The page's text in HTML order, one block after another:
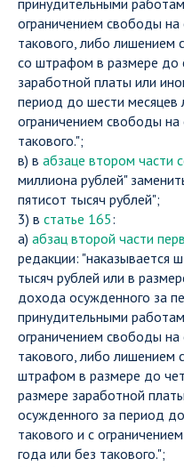
ограничением свободы
такового, либо лишением
со штрафом в размере до
заработной платы или
период до шести месяцев
ограничением свободы
такового.";
в) в абзаце втором части
миллиона рублей"
пятисот тысяч рублей";
3) в статье 165:
а) абзац второй части
редакции: "наказывается
тысяч рублей или в
дохода осужденного за
принудительными
ограничением свободы
такового, либо лишением
штрафом в размере до
размере заработной
осужденного за период
такового и с
года или без такового.";